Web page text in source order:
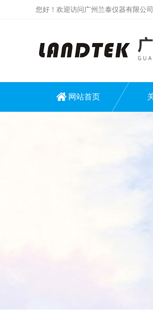
您好！欢迎访问广州兰泰仪器有限公司
网站首页